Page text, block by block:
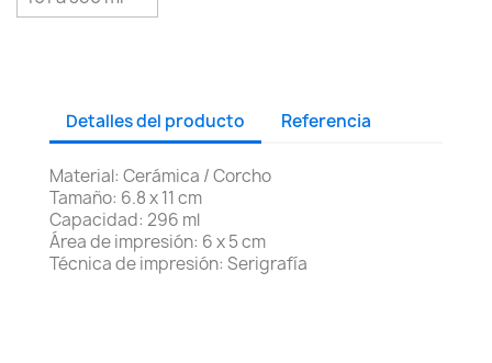
Detalles del producto Referencia
Material: Cerámica / Corcho
Tamaño: 6.8 x 11 cm
Capacidad: 296 ml
Área de impresión: 6 x 5 cm
Técnica de impresión: Serigrafía